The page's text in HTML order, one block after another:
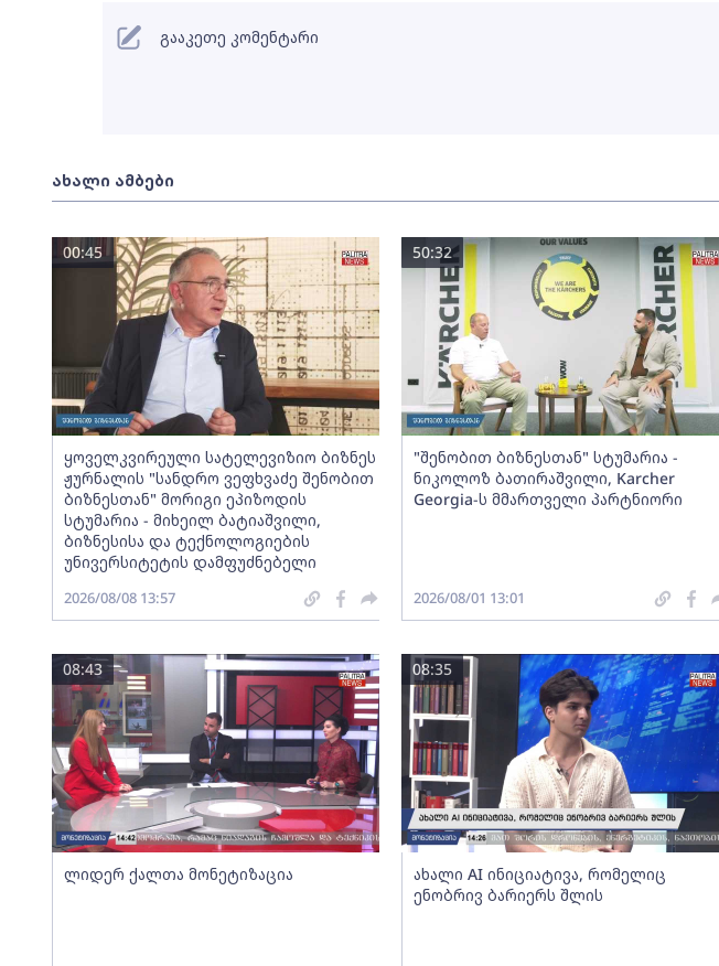
ახალი ამბები
ყოველკვირეული სატელევიზიო ბიზნეს
ჟურნალის "სანდრო ვეფხვაძე შენობით
ბიზნესთან" მორიგი ეპიზოდის
სტუმარია - მიხეილ ბატიაშვილი,
ბიზნესისა და ტექნოლოგიების
უნივერსიტეტის დამფუძნებელი
00:45
2026/08/08 13:57
"შენობით ბიზნესთან" სტუმარია -
ნიკოლოზ ბათირაშვილი, Karcher
Georgia-ს მმართველი პარტნიორი
50:32
2026/08/01 13:01
ლიდერ ქალთა მონეტიზაცია
08:43
ახალი AI ინიციატივა, რომელიც
ენობრივ ბარიერს შლის
08:35
გააკეთე კომენტარი